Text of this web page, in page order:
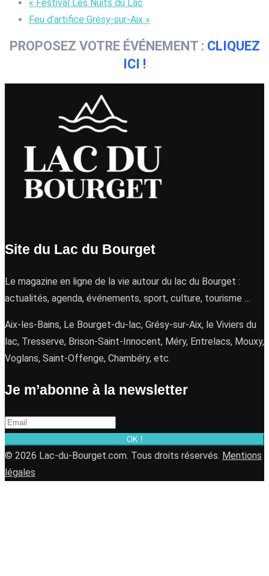
« Festival Les Nuits du Lac
Feu d’artifice Grésy-sur-Aix »
PROPOSEZ VOTRE ÉVÉNEMENT : CLIQUEZ
ICI !
Site du Lac du Bourget
Le magazine en ligne de la vie autour du lac du Bourget :
actualités, agenda, événements, sport, culture, tourisme …
Aix-les-Bains, Le Bourget-du-lac, Grésy-sur-Aix, le Viviers du
lac, Tresserve, Brison-Saint-Innocent, Méry, Entrelacs, Mouxy,
Voglans, Saint-Offenge, Chambéry, etc.
Je m’abonne à la newsletter
OK !
© 2026 Lac-du-Bourget.com. Tous droits réservés. Mentions
légales